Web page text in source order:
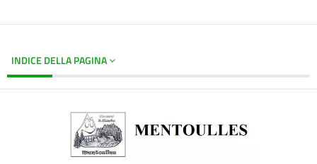
INDICE DELLA PAGINA